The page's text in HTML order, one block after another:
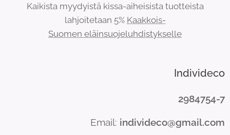
Kaikista myydyistä kissa-aiheisista tuotteista
lahjoitetaan 5% Kaakkois-
Suomen eläinsuojeluhdistykselle
Individeco
2984754-7
Email: individeco@gmail.com